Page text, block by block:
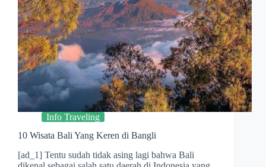
Info Traveling
10 Wisata Bali Yang Keren di Bangli
[ad_1] Tentu sudah tidak asing lagi bahwa Bali